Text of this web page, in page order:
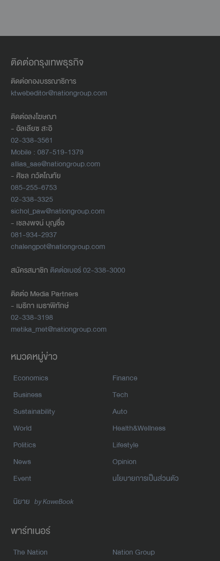
ติดต่อกรุงเทพธุรกิจ
ติดต่อกองบรรณาธิการ
ktwebeditor@nationgroup.com
ติดต่อลงโฆษณา
- อัลเลียซ สะอิ
02-338-3561
Mobile : 087-519-1379
allias_sae@nationgroup.com
- ศิชล ภวัตโณทัย
085-255-6753
02-338-3325
sichol_paw@nationgroup.com
- เชลงพจน์ บุญซื่อ
081-934-2937
chalengpot@nationgroup.com
สมัครสมาชิก ติดต่อเบอร์ 02-338-3000
ติดต่อ Media Partners
- เมธิกา เมธาพิทักษ์
02-338-3198
metika_met@nationgroup.com
หมวดหมู่ข่าว
Economics
Finance
Business
Tech
Sustainability
Auto
World
Health&Wellness
Politics
Lifestyle
News
Opinion
Event
นโยบายการเป็นส่วนตัว
นิยาย by KaweBook
พาร์ทเนอร์
The Nation Nation Group